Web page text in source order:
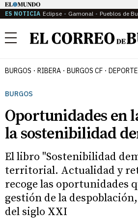
ES NOTICIA Eclipse Gamonal Pueblos de
Menú
BURGOS RIBERA BURGOS CF
BURGOS
Oportunidades en
la sostenibilidad
El libro "Sostenibilidad
territorial. Actualidad y
recoge las oportunidades
gestión de la
del siglo XXI